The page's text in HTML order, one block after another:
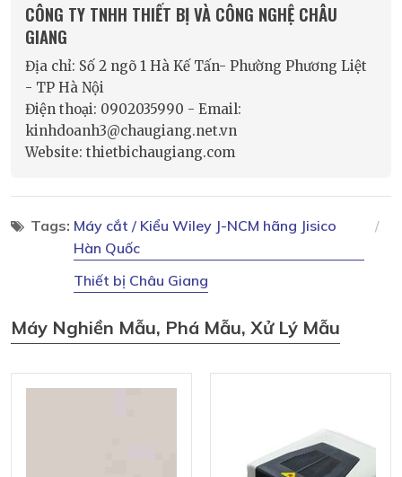
CÔNG TY TNHH THIẾT BỊ VÀ CÔNG NGHỆ CHÂU
GIANG
Địa chỉ: Số 2 ngõ 1 Hà Kế Tấn- Phường Phương Liệt
- TP Hà Nội
Điện thoại: 0902035990 - Email:
kinhdoanh3@chaugiang.net.vn
Website: thietbichaugiang.com
Tags: Máy cắt / Kiểu Wiley J-NCM hãng Jisico
Hàn Quốc
Thiết bị Châu Giang
Máy Nghiền Mẫu, Phá Mẫu, Xử Lý Mẫu